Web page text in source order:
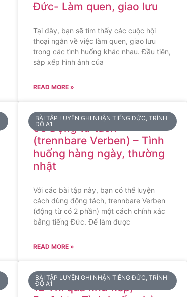
Đức- Làm quen, giao lưu
Tại đây, bạn sẽ tìm thấy các cuộc hội
thoại ngắn về việc làm quen, giao lưu
trong các tình huống khác nhau. Đầu tiên,
sắp xếp hình ảnh của
READ MORE »
BÀI TẬP LUYỆN GHI NHẬN TIẾNG ĐỨC, TRÌNH
ĐỘ A1
08 Động từ tách
(trennbare Verben) – Tình
huống hàng ngày, thường
nhật
Với các bài tập này, bạn có thể luyện
cách dùng động tách, trennbare Verben
(động từ có 2 phần) một cách chính xác
bằng tiếng Đức. Để làm được
READ MORE »
BÀI TẬP LUYỆN GHI NHẬN TIẾNG ĐỨC, TRÌNH
ĐỘ A1
12 Thì quá khứ kép,